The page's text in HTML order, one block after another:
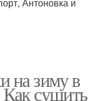
Антоновка и
на зиму в
сушить